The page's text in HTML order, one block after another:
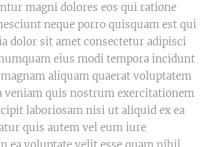
magni dolores eos qui ratione
neque porro quisquam est qui
dolor sit amet consectetur adipisci
eius modi tempora incidunt
aliquam quaerat voluptatem
veniam quis nostrum exercitationem
laboriosam nisi ut aliquid ex ea
quis autem vel eum iure